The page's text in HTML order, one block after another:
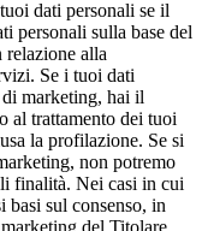
dati personali se il
personali sulla base del
relazione alla
Se i tuoi dati
marketing, hai il
al trattamento dei tuoi
la profilazione. Se si
non potremo
finalità. Nei casi in cui
basi sul consenso, in
del Titolare